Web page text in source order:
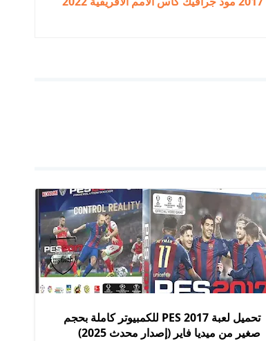
تحميل لعبة PES 2017 للكمبيوتر كاملة بحجم
صغير من ميديا فاير (إصدار محدث 2025)